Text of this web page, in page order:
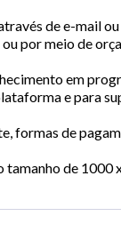
de e-mail
por meio de
em
e para
formas de
tamanho de